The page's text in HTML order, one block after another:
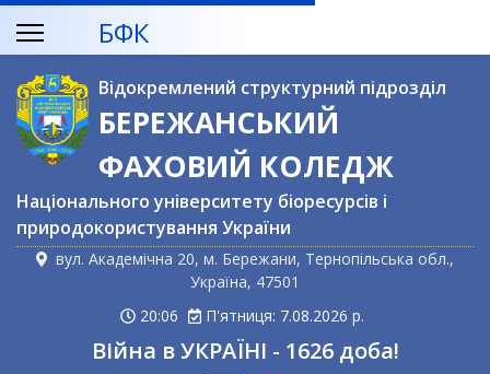
БФК
Відокремлений структурний підрозділ
БЕРЕЖАНСЬКИЙ
ФАХОВИЙ КОЛЕДЖ
Національного університету біоресурсів і
природокористування України
вул. Академічна 20, м. Бережани, Тернопільська обл.,
Україна, 47501
20:06
П'ятниця: 7.08.2026 р.
Війна в УКРАЇНІ - 1626 доба!